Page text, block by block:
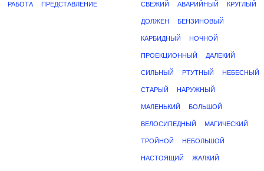
РАБОТА ПРЕДСТАВЛЕНИЕ СВЕЖИЙ АВАРИЙНЫЙ КРУГЛЫЙ
ДОЛЖЕН БЕНЗИНОВЫЙ
КАРБИДНЫЙ НОЧНОЙ
ПРОЕКЦИОННЫЙ ДАЛЕКИЙ
СИЛЬНЫЙ РТУТНЫЙ НЕБЕСНЫЙ
СТАРЫЙ НАРУЖНЫЙ
МАЛЕНЬКИЙ БОЛЬШОЙ
ВЕЛОСИПЕДНЫЙ МАГИЧЕСКИЙ
ТРОЙНОЙ НЕБОЛЬШОЙ
НАСТОЯЩИЙ ЖАЛКИЙ